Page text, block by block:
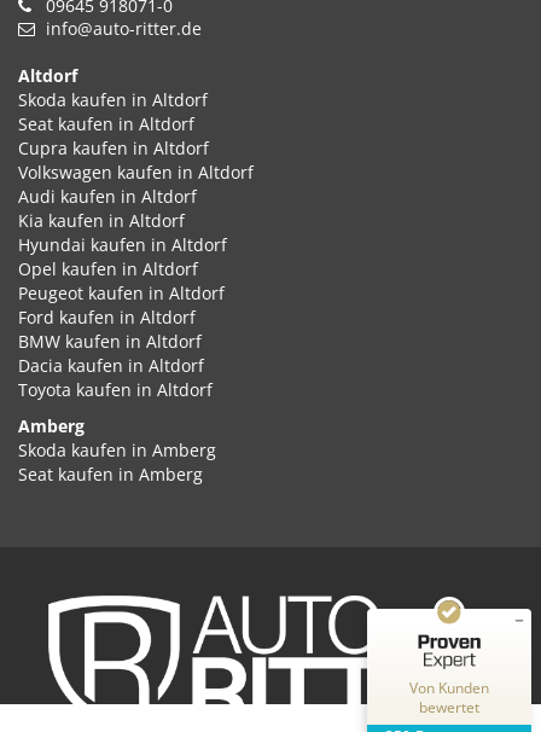
09645 918071-0
info@auto-ritter.de
Altdorf
Skoda kaufen in Altdorf
Seat kaufen in Altdorf
Cupra kaufen in Altdorf
Volkswagen kaufen in Altdorf
Audi kaufen in Altdorf
Kia kaufen in Altdorf
Hyundai kaufen in Altdorf
Opel kaufen in Altdorf
Peugeot kaufen in Altdorf
Ford kaufen in Altdorf
BMW kaufen in Altdorf
Dacia kaufen in Altdorf
Toyota kaufen in Altdorf
Amberg
Skoda kaufen in Amberg
Seat kaufen in Amberg
Hyundai kaufen in Amberg
Opel kaufen in Amberg
Peugeot kaufen in Amberg
Ford kaufen in Amberg
BMW kaufen in Amberg
Von Kunden
bewertet
2
Bewertungen auf
ProvenExpert.com
Bewertungen von
2 anderen Quellen
Blick aufs ProvenExpert-Profil werfen